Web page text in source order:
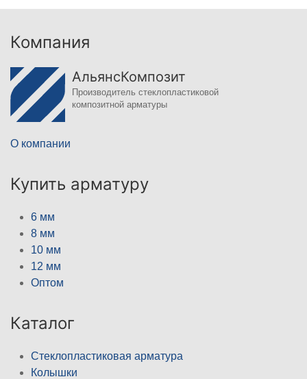
Компания
АльянсКомпозит
Производитель стеклопластиковой
композитной арматуры
О компании
Купить арматуру
6 мм
8 мм
10 мм
12 мм
Оптом
Каталог
Стеклопластиковая арматура
Колышки